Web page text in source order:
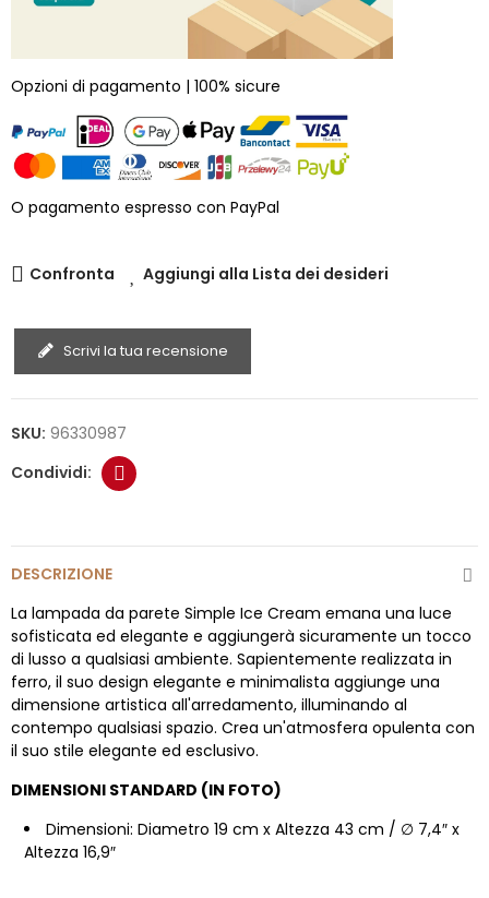
Opzioni di pagamento | 100% sicure
O pagamento espresso con PayPal
Confronta Aggiungi alla Lista dei desideri
Scrivi la tua recensione
SKU: 96330987
DESCRIZIONE
La lampada da parete Simple Ice Cream emana una luce
sofisticata ed elegante e aggiungerà sicuramente un tocco
di lusso a qualsiasi ambiente. Sapientemente realizzata in
ferro, il suo design elegante e minimalista aggiunge una
dimensione artistica all'arredamento, illuminando al
contempo qualsiasi spazio. Crea un'atmosfera opulenta con
il suo stile elegante ed esclusivo.
DIMENSIONI STANDARD (IN FOTO)
Dimensioni: Diametro 19 cm x Altezza 43 cm / ∅ 7,4″ x
Altezza 16,9″